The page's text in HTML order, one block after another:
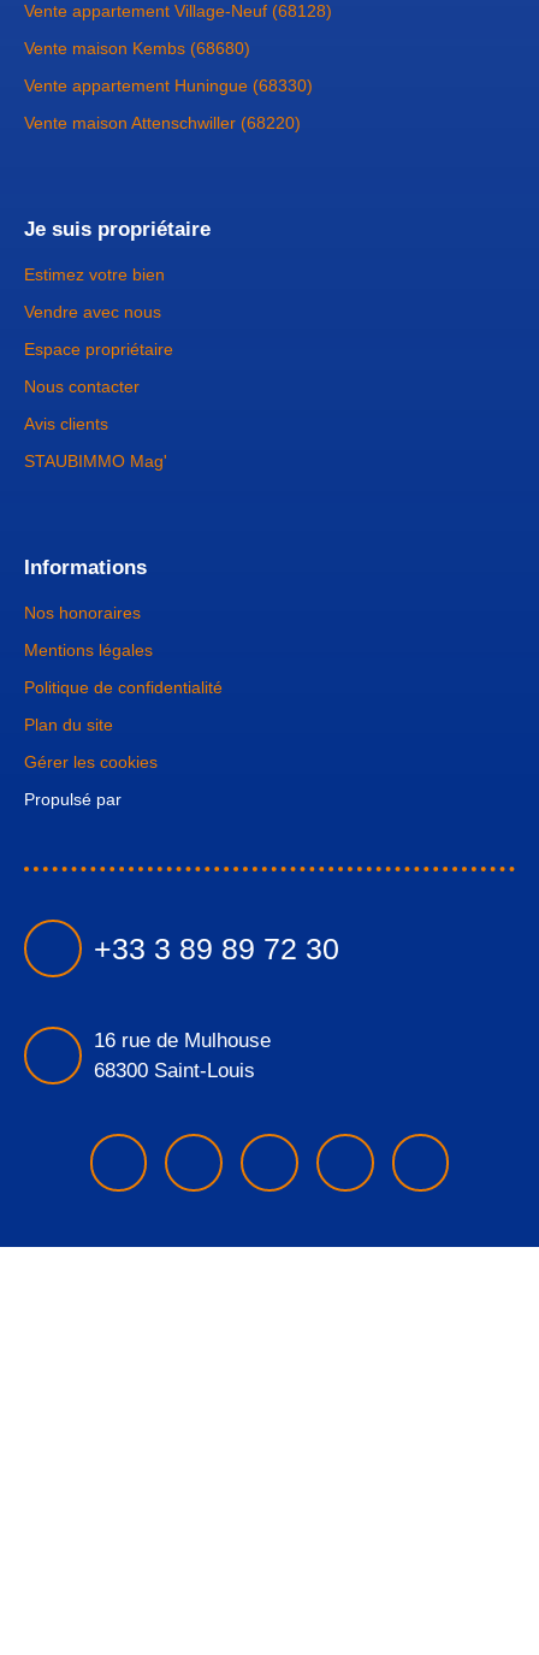
Vente appartement Village-Neuf (68128)
Vente maison Kembs (68680)
Vente appartement Huningue (68330)
Vente maison Attenschwiller (68220)
Je suis propriétaire
Estimez votre bien
Vendre avec nous
Espace propriétaire
Nous contacter
Avis clients
STAUBIMMO Mag'
Informations
Nos honoraires
Mentions légales
Politique de confidentialité
Plan du site
Gérer les cookies
Propulsé par
+33 3 89 89 72 30
16 rue de Mulhouse
68300 Saint-Louis